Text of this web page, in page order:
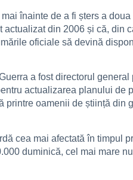
înainte de a fi șters a doua
din 2006 și că, din
oficiale să devină
a fost directorul general
actualizarea planului de
printre oamenii de știință din
cea mai afectată în timpul
duminică, cel mai mare